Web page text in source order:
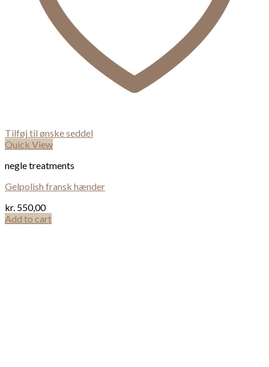
Tilføj til ønske seddel
Quick View
negle treatments
Gelpolish fransk hænder
kr. 550,00
Add to cart